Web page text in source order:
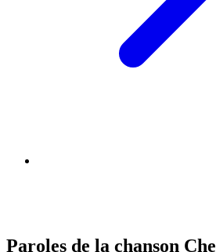
Paroles de la chanson